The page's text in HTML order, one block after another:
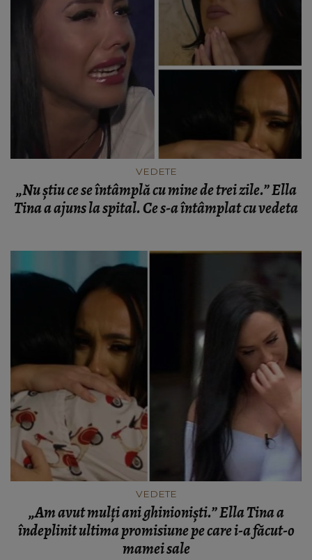
VEDETE
„Nu știu ce se întâmplă cu mine de trei zile.” Ella
Tina a ajuns la spital. Ce s-a întâmplat cu vedeta
VEDETE
„Am avut mulți ani ghinioniști.” Ella Tina a
îndeplinit ultima promisiune pe care i-a făcut-o
mamei sale